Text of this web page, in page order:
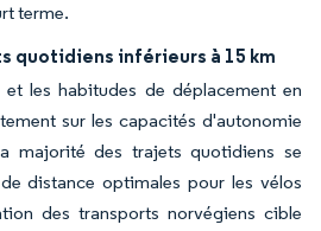
terme.
quotidiens inférieurs à 15 km
les habitudes de déplacement en
sur les capacités d'autonomie
majorité des trajets quotidiens se
distance optimales pour les vélos
des transports norvégiens cible